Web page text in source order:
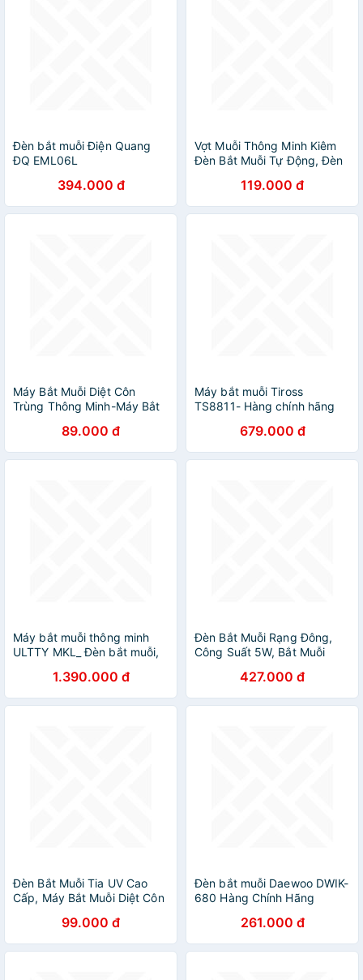
Đèn bắt muỗi Điện Quang
ĐQ EML06L
394.000 đ
Vợt Muỗi Thông Minh Kiêm
Đèn Bắt Muỗi Tự Động, Đèn
Và Đế Tiện Dụng - HÀNG
CHÍNH HÃNG MINIIN
119.000 đ
Máy Bắt Muỗi Diệt Côn
Trùng Thông Minh-Máy Bắt
Xanh UV Kiêm Đèn Ngủ
89.000 đ
Máy bắt muỗi Tiross
TS8811- Hàng chính hãng
679.000 đ
Máy bắt muỗi thông minh
ULTTY MKL_ Đèn bắt muỗi,
hành chính hãng 24 tháng
1.390.000 đ
Đèn Bắt Muỗi Rạng Đông,
Công Suất 5W, Bắt Muỗi
Không Tiếng Ồn - Hàng
chính hãng
427.000 đ
Đèn Bắt Muỗi Tia UV Cao
Cấp, Máy Bắt Muỗi Diệt Côn
Hút Cổng USB Chính Hãng
99.000 đ
Đèn bắt muỗi Daewoo DWIK-
680 Hàng Chính Hãng
261.000 đ